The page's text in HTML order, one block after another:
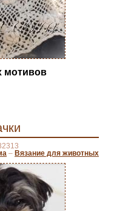
мотивов
– Вязание для животных